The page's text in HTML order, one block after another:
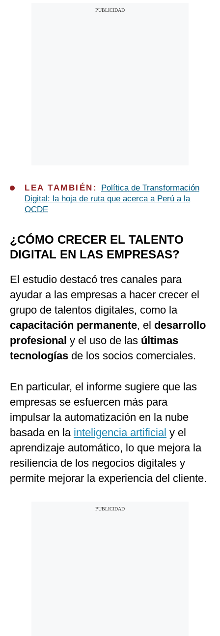
LEA TAMBIÉN:
Política de Transformación
Digital: la hoja de ruta que acerca a Perú a la
OCDE
¿CÓMO CRECER EL TALENTO
DIGITAL EN LAS EMPRESAS?
El estudio destacó tres canales para
ayudar a las empresas a hacer crecer el
grupo de talentos digitales, como la
capacitación permanente, el desarrollo
profesional y el uso de las últimas
tecnologías de los socios comerciales.
En particular, el informe sugiere que las
empresas se esfuercen más para
impulsar la automatización en la nube
basada en la inteligencia artificial y el
aprendizaje automático, lo que mejora la
resiliencia de los negocios digitales y
permite mejorar la experiencia del cliente.